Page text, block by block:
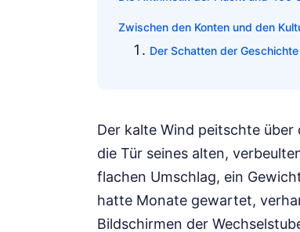
Zwischen den Konten und den
Der Schatten der
Der kalte Wind peitschte über
die Tür seines alten,
flachen Umschlag, ein
hatte Monate gewartet,
Bildschirmen der